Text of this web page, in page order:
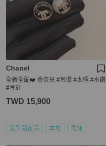
Chanel
全新全配❤️ 香奈兒 #耳環 #太極 #水鑽
#耳釘
TWD 15,900
近新閒置品 本地 免運